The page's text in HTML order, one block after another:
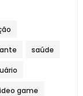
saúde
game